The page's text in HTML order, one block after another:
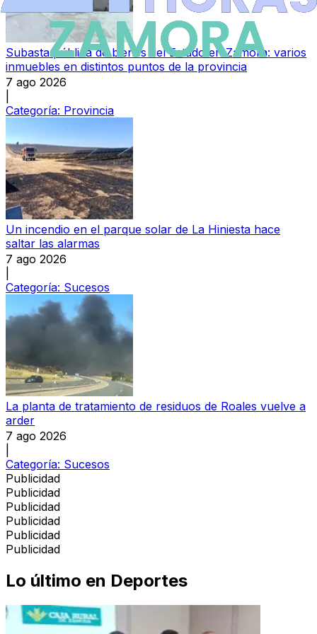
Subasta pública de bienes del Estado en Zamora: varios
inmuebles en distintos puntos de la provincia
7 ago 2026
Categoría: Provincia
Un incendio en el parque solar de La Hiniesta hace
saltar las alarmas
7 ago 2026
Categoría: Sucesos
La planta de tratamiento de residuos de Roales vuelve a
arder
7 ago 2026
Categoría: Sucesos
Publicidad
Publicidad
Publicidad
Publicidad
Publicidad
Publicidad
Lo último en Deportes